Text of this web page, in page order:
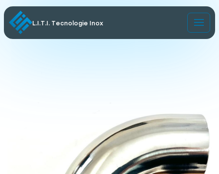
L.I.T.I. Tecnologie Inox